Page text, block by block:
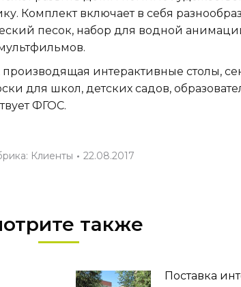
Комплект включает в себя
песок, набор для водной
интерактивные столы,
для школ, детских садов,
ФГОС.
Клиенты 22.08.2017
также
Поставка